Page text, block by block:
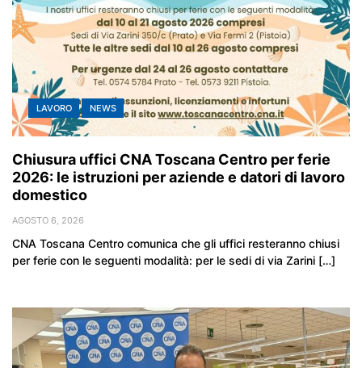
LAVORO NEWS
Chiusura uffici CNA Toscana Centro per ferie
2026: le istruzioni per aziende e datori di lavoro
domestico
AGOSTO 6, 2026
CNA Toscana Centro comunica che gli uffici resteranno chiusi
per ferie con le seguenti modalità: per le sedi di via Zarini […]